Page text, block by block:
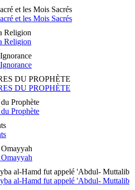
et les Mois Sacrés
et les Mois Sacrés
Religion
Religion
DU PROPHÈTE
DU PROPHÈTE
Prophète
Prophète
al-Hamd fut appelé 'Abdul- Muttalib
al-Hamd fut appelé 'Abdul- Muttalib